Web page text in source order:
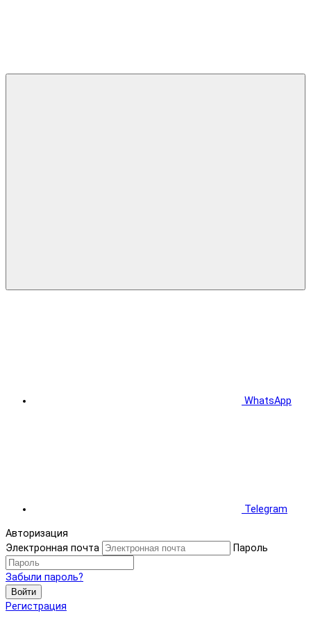
WhatsApp
Telegram
Авторизация
Электронная почта
Пароль
Забыли пароль?
Войти
Регистрация